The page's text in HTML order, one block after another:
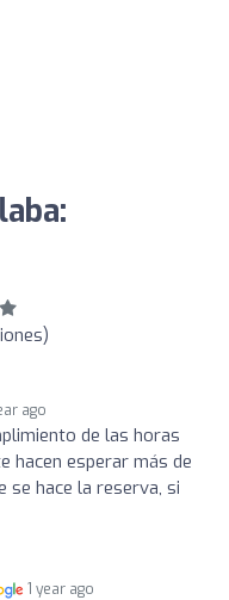
ago
de las horas
hacen esperar más de
se hace la reserva, si
1 year ago